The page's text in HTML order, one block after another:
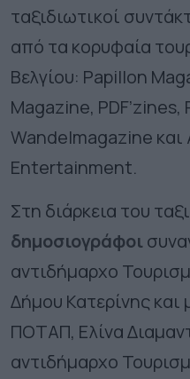
ταξιδιωτικοί
από τα κορυφαία
Βελγίου: Papillon
Magazine, PDF’zines,
Wandelmagazine
Entertainment.
Στη διάρκεια του
δημοσιογράφοι
αντιδήμαρχο
Δήμου Κατερίνης και
ΠΟΤΑΠ, Ελίνα
αντιδήμαρχο